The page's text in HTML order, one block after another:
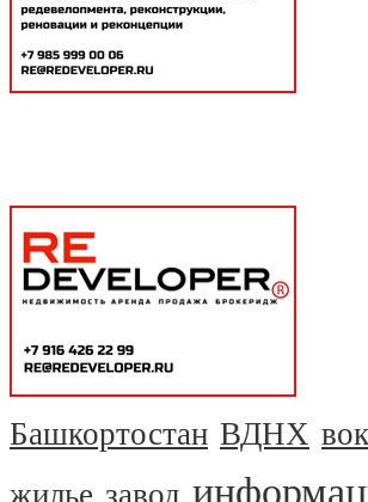
Башкортостан ВДНХ
жилье завод